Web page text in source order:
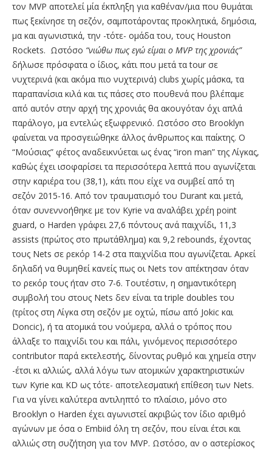
τον MVP αποτελεί μία έκπληξη για καθέναν/μια που θυμάται
πως ξεκίνησε τη σεζόν, σαμποτάροντας προκλητικά, δημόσια,
μα και αγωνιστικά, την -τότε- ομάδα του, τους Houston
Rockets. Ωστόσο “νιώθω πως εγώ είμαι ο MVP της χρονιάς”
δήλωσε πρόσφατα ο ίδιος, κάτι που μετά τα tour σε
νυχτερινά (και ακόμα πιο νυχτερινά) clubs χωρίς μάσκα, τα
παραπανίσια κιλά και τις πάσες στο πουθενά που βλέπαμε
από αυτόν στην αρχή της χρονιάς θα ακουγόταν όχι απλά
παράλογο, μα εντελώς εξωφρενικό. Ωστόσο στο Brooklyn
φαίνεται να προσγειώθηκε άλλος άνθρωπος και παίκτης. Ο
“Μούσιας” φέτος αναδεικνύεται ως ένας “iron man” της Λίγκας,
καθώς έχει ισοφαρίσει τα περισσότερα λεπτά που αγωνίζεται
στην καριέρα του (38,1), κάτι που είχε να συμβεί από τη
σεζόν 2015-16. Από τον τραυματισμό του Durant και μετά,
όταν συνεννοήθηκε με τον Kyrie να αναλάβει χρέη point
guard, ο Harden γράφει 27,6 πόντους ανά παιχνίδι, 11,3
assists (πρώτος στο πρωτάθλημα) και 9,2 rebounds, έχοντας
τους Nets σε ρεκόρ 14-2 στα παιχνίδια που αγωνίζεται. Αρκεί
δηλαδή να θυμηθεί κανείς πως οι Nets τον απέκτησαν όταν
το ρεκόρ τους ήταν στο 7-6. Τουτέστιν, η σημαντικότερη
συμβολή του στους Nets δεν είναι τα triple doubles του
(τρίτος στη Λίγκα στη σεζόν με οχτώ, πίσω από Jokic και
Doncic), ή τα ατομικά του νούμερα, αλλά ο τρόπος που
άλλαξε το παιχνίδι του και πάλι, γινόμενος περισσότερο
contributor παρά εκτελεστής, δίνοντας ρυθμό και χημεία στην
-έτσι κι αλλιώς, αλλά λόγω των ατομικών χαρακτηριστικών
των Kyrie και KD ως τότε- αποτελεσματική επίθεση των Nets.
Για να γίνει καλύτερα αντιληπτό το πλαίσιο, μόνο στο
Brooklyn ο Harden έχει αγωνιστεί ακριβώς τον ίδιο αριθμό
αγώνων με όσα ο Embiid όλη τη σεζόν, που είναι έτσι και
αλλιώς στη συζήτηση για τον ΜVP. Ωστόσο, αν ο αστερίσκος